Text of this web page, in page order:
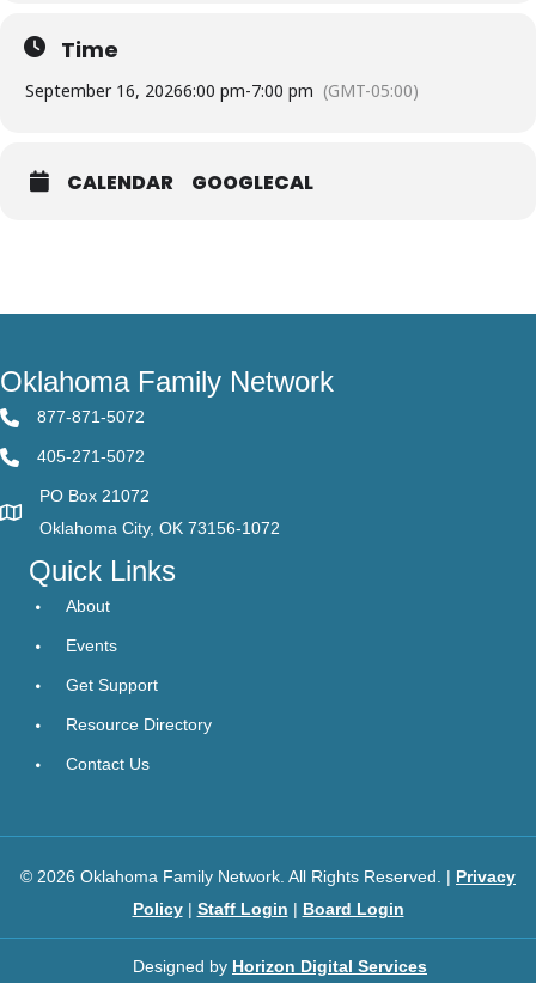
Time
September 16, 20266:00 pm-7:00 pm (GMT-05:00)
CALENDAR GOOGLECAL
Oklahoma Family Network
877-871-5072
405-271-5072
PO Box 21072
Oklahoma City, OK 73156-1072
Quick Links
About
Events
Get Support
Resource Directory
Contact Us
© 2026 Oklahoma Family Network. All Rights Reserved. | Privacy
Policy| Staff Login | Board Login
Designed by Horizon Digital Services